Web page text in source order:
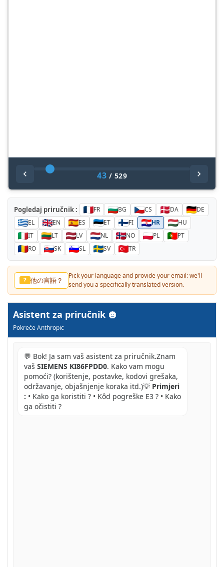
43 / 529
Pogledaj priručnik : FR BG CS DA
DE
EL
EN ES ET FI HR
HU
IT
LT LV NL NO PL
PT
RO
SK SL SV TR
? 他の言語？
Pick your language and provide your email: we'll
send you a specifically translated version.
Asistent za priručnik
Pokreće Anthropic
💬 Bok! Ja sam vaš asistent za priručnik.Znam
vaš SIEMENS KI86FPDD0. Kako vam mogu
pomoći? (korištenje, postavke, kodovi grešaka,
održavanje, objašnjenje koraka itd.)💡 Primjeri
: • Kako ga koristiti ? • Kôd pogreške E3 ? • Kako
ga očistiti ?